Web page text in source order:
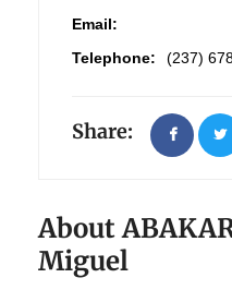
Email:
Telephone:
(237)
Share:
About
Miguel